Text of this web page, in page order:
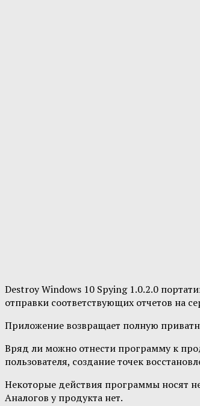
Destroy Windows 10 Spying 1.0.2.0
отправки соответствующих отчетов на
Приложение возвращает полную
Вряд ли можно отнести программу к
пользователя, создание точек
Некоторые действия программы носят
Аналогов у продукта нет.